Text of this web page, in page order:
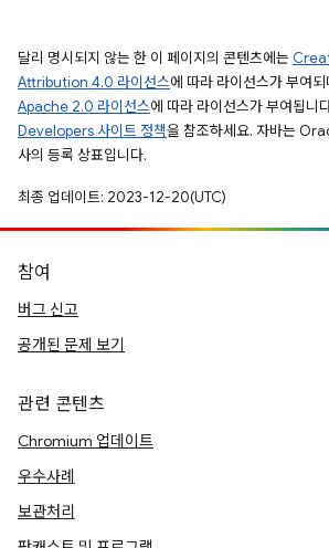
달리 명시되지 않는 한 이 페이지의 콘텐츠에는
Attribution 4.0 라이선스에 따라 라이선스가 부여
Apache 2.0 라이선스에 따라 라이선스가 부여됩니
Developers 사이트 정책을 참조하세요. 자바는
사의 등록 상표입니다.
최종 업데이트: 2023-12-20(UTC)
참여
버그 신고
공개된 문제 보기
관련 콘텐츠
Chromium 업데이트
우수사례
보관처리